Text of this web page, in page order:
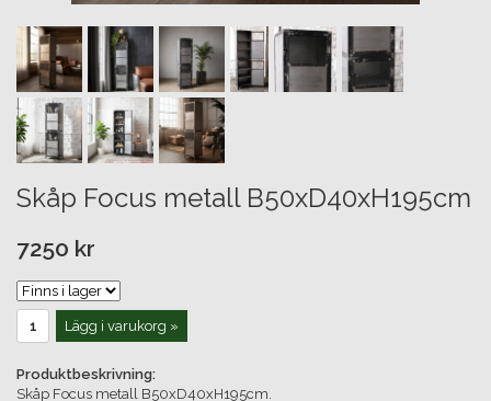
Skåp Focus metall B50xD40xH195cm
7250 kr
Lägg i varukorg »
Produktbeskrivning:
Skåp Focus metall B50xD40xH195cm.